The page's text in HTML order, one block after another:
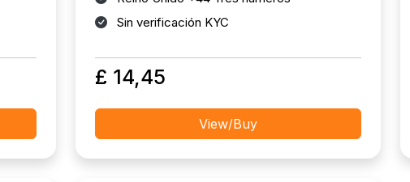
Sin verificación KYC
£ 14,45
View/Buy